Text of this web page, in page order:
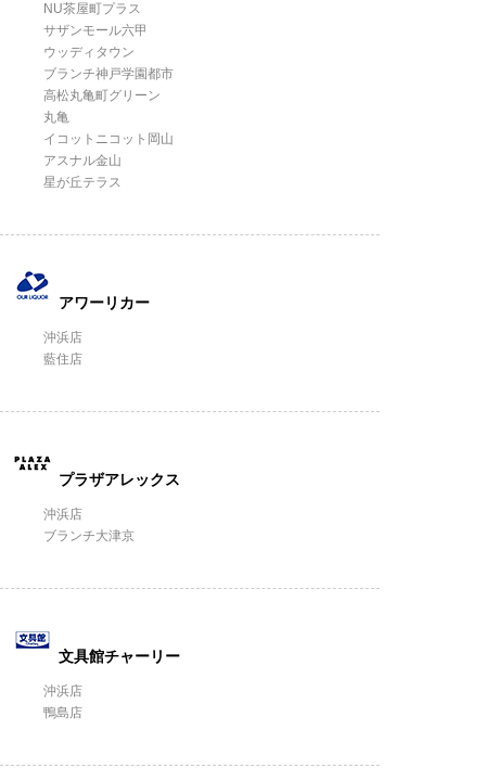
NU茶屋町プラス
サザンモール六甲
ウッディタウン
ブランチ神戸学園都市
高松丸亀町グリーン
丸亀
イコットニコット岡山
アスナル金山
星が丘テラス
アワーリカー
沖浜店
藍住店
プラザアレックス
沖浜店
ブランチ大津京
文具館チャーリー
沖浜店
鴨島店